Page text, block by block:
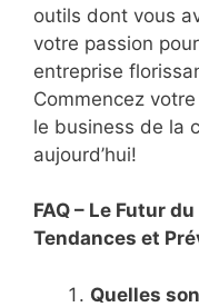
outils dont vous
votre passion
entreprise
Commencez
le business de la
aujourd’hui!
FAQ – Le Futur
Tendances et
Quelles